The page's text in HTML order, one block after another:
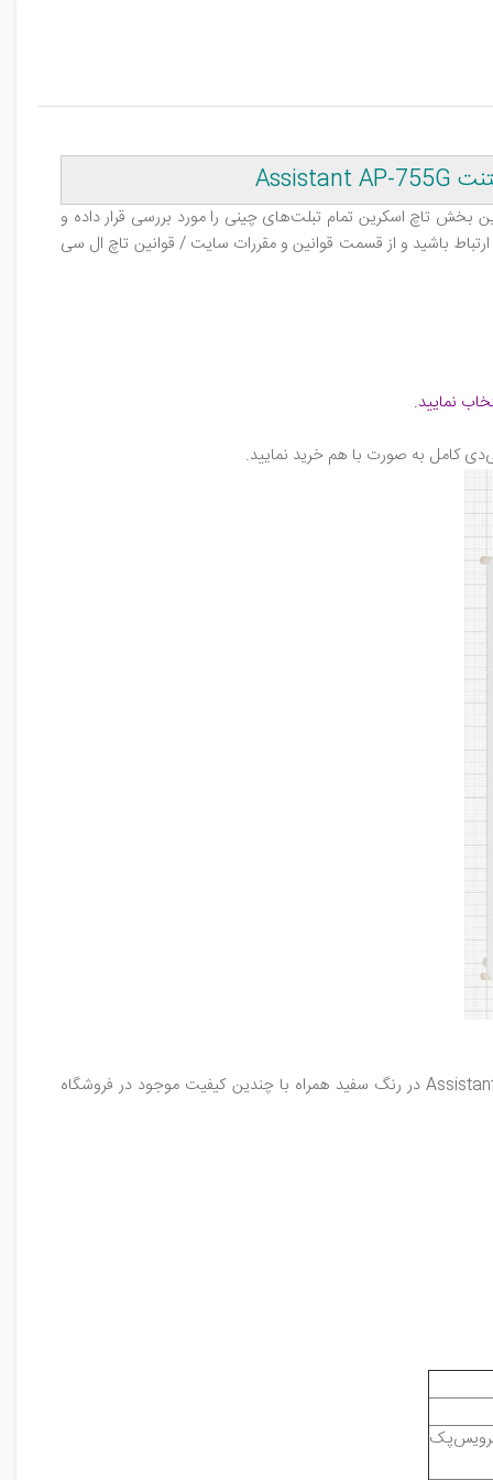
بخش تاچ اسکرین تمام تبلت‌های چینی را مورد بررسی قرار داده و
باشید و از قسمت قوانین و مقررات سایت / قوانین تاچ ال‌ سی‌
نمایید.
کامل به صورت با هم خرید نمایید.
در رنگ سفید همراه با چندین کیفیت موجود در فروشگاه